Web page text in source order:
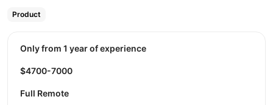
Product
Only from 1 year of experience
$4700-7000
Full Remote